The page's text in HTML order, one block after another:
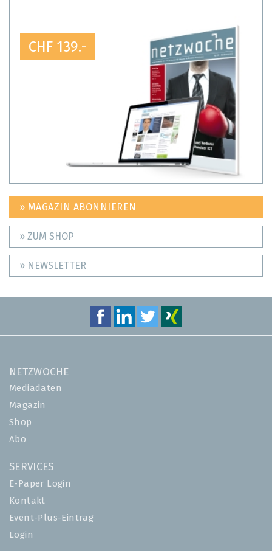
CHF 139.-
» MAGAZIN ABONNIEREN
» ZUM SHOP
» NEWSLETTER
NETZWOCHE
Mediadaten
Magazin
Shop
Abo
SERVICES
E-Paper Login
Kontakt
Event-Plus-Eintrag
Login